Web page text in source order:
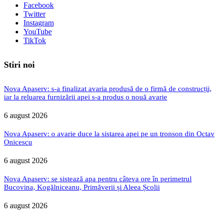
Facebook
Twitter
Instagram
YouTube
TikTok
Stiri noi
Nova Apaserv: s-a finalizat avaria produsă de o firmă de construcții,
iar la reluarea furnizării apei s-a produs o nouă avarie
6 august 2026
Nova Apaserv: o avarie duce la sistarea apei pe un tronson din Octav
Onicescu
6 august 2026
Nova Apaserv: se sistează apa pentru câteva ore în perimetrul
Bucovina, Kogălniceanu, Primăverii și Aleea Școlii
6 august 2026